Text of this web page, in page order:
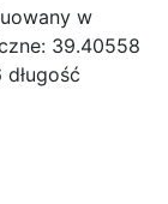
w
39.40558